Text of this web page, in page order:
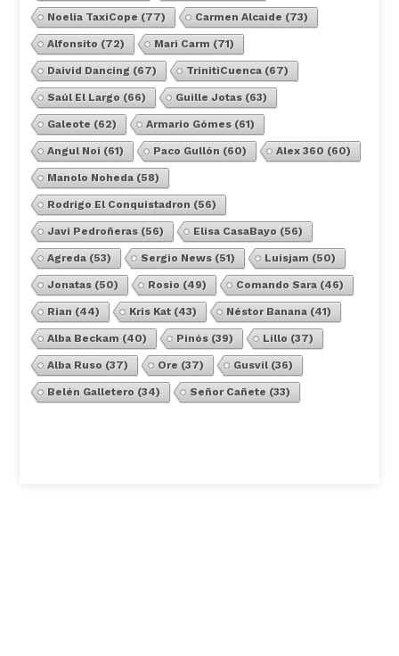
Noelia TaxiCope (77) Carmen Alcaide (73)
Alfonsito (72) Mari Carm (71)
Daivid Dancing (67) TrinitiCuenca(67)
Saúl El Largo (66) Guille Jotas(63)
Galeote (62) Armario Gómes(61)
Angul Noi (61) Paco Gullón (60) Alex 360 (60)
Manolo Noheda(58)
Rodrigo El Conquistadron (56)
Javi Pedroñeras(56) Elisa CasaBayo (56)
Agreda(53) Sergio News(51) Luisjam (50)
Jonatas(50) Rosio (49) Comando Sara(46)
Rian (44) Kris Kat(43) Néstor Banana(41)
Alba Beckam (40) Pinós(39) Lillo (37)
Alba Ruso (37) Ore (37) Gusvil(36)
Belén Galletero (34) Señor Cañete (33)